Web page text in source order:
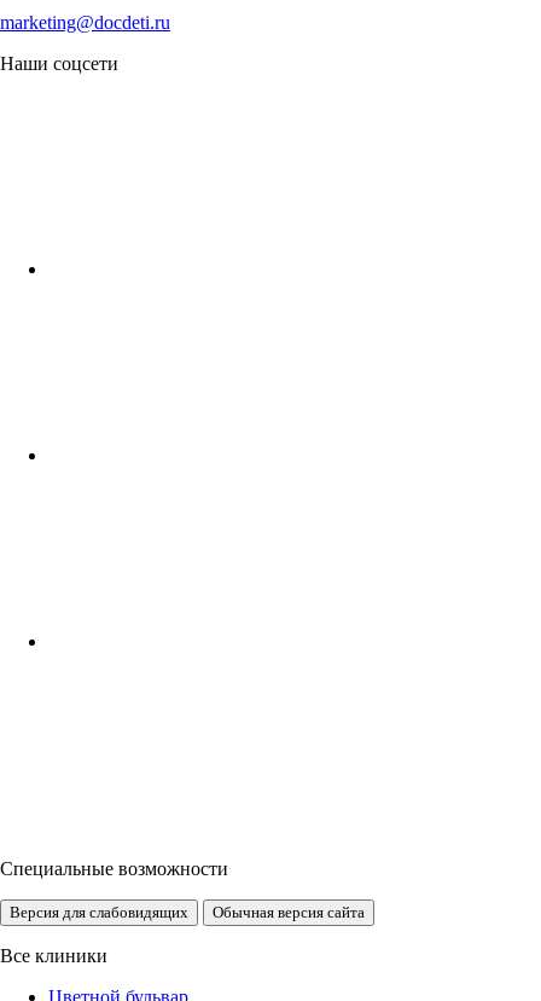
marketing@docdeti.ru
Наши соцсети
Специальные возможности
Версия для слабовидящих Обычная версия сайта
Все клиники